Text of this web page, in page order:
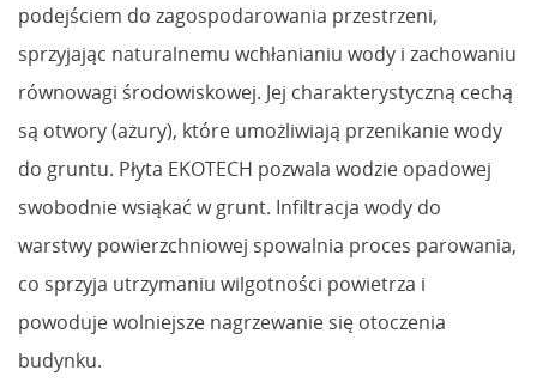
podejściem do zagospodarowania przestrzeni,
sprzyjając naturalnemu wchłanianiu wody i zachowaniu
równowagi środowiskowej. Jej charakterystyczną cechą
są otwory (ażury), które umożliwiają przenikanie wody
do gruntu. Płyta EKOTECH pozwala wodzie opadowej
swobodnie wsiąkać w grunt. Infiltracja wody do
warstwy powierzchniowej spowalnia proces parowania,
co sprzyja utrzymaniu wilgotności powietrza i
powoduje wolniejsze nagrzewanie się otoczenia
budynku.